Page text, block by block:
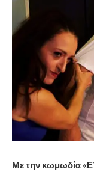
Με την κωμωδία